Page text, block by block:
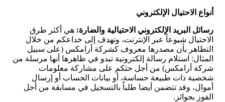
أنواع الاحتيال الإلكتروني
رسائل البريد الإلكتروني الاحتيالية والضارة: هي أكثر طرق
الاحتيال شيوعاً عبر الإنترنت، وتهدف إلى خداعكم من خلال
التظاهر بأن مصدرها معروف كشركة أرامكس (على سبيل
المثال: استلام رسالة إلكترونية تبدو في ظاهرها أنها مرسلة من
شركة أرامكس) من أجل حثكم على مشاركة معلومات
شخصية ذات طبيعة حساسة، أو بيانات الحساب أو إرسال
أموال، وقد تتضمن أيضا طلباً بالتسجيل في مسابقة من أجل
الفوز بجوائز.